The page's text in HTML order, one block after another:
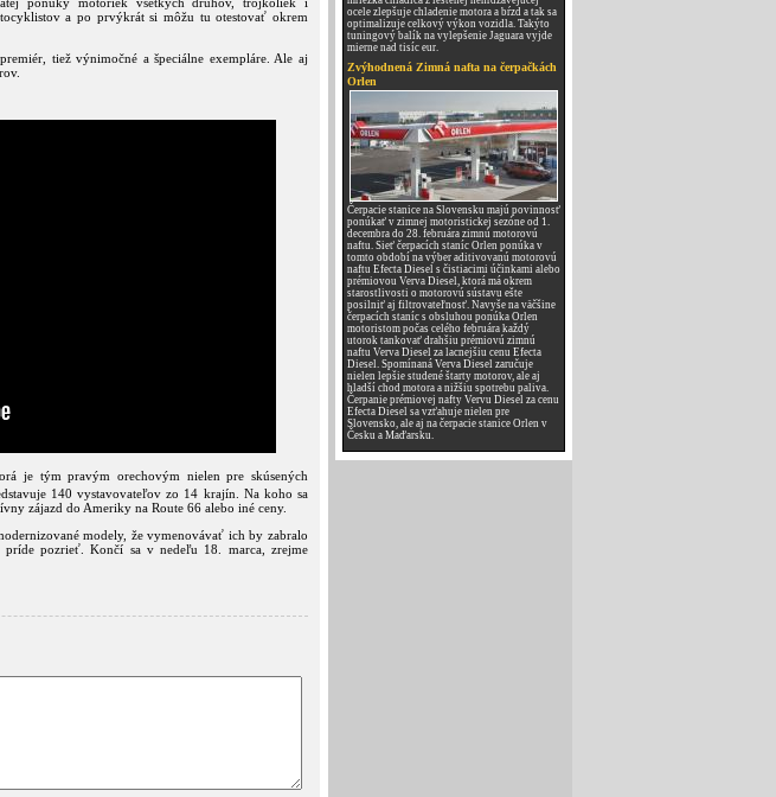
a po prvýkrát si môžu tu otestovať okrem
tiež výnimočné a špeciálne exempláre. Ale aj
je tým pravým orechovým nielen pre skúsených
140 vystavovateľov zo 14 krajín. Na koho sa
zájazd do Ameriky na Route 66 alebo iné ceny.
modely, že vymenovávať ich by zabralo
pozrieť. Končí sa v nedeľu 18. marca, zrejme
ocele zlepšuje chladenie motora a bŕzd a tak sa
optimalizuje celkový výkon vozidla. Takýto
tuningový balík na vylepšenie Jaguara vyjde
mierne nad tisíc eur.
Zvýhodnená Zimná nafta na čerpačkách
Orlen
Čerpacie stanice na Slovensku majú povinnosť
ponúkať v zimnej motoristickej sezóne od 1.
decembra do 28. februára zimnú motorovú
naftu. Sieť čerpacích staníc Orlen ponúka v
tomto období na výber aditivovanú motorovú
naftu Efecta Diesel s čistiacimi účinkami alebo
prémiovou Verva Diesel, ktorá má okrem
starostlivosti o motorovú sústavu ešte
posilniť aj filtrovateľnosť. Navyše na väčšine
čerpacích staníc s obsluhou ponúka Orlen
motoristom počas celého februára každý
utorok tankovať drahšiu prémiovú zimnú
naftu Verva Diesel za lacnejšiu cenu Efecta
Diesel. Spomínaná Verva Diesel zaručuje
nielen lepšie studené štarty motorov, ale aj
hladší chod motora a nižšiu spotrebu paliva.
Čerpanie prémiovej nafty Vervu Diesel za cenu
Efecta Diesel sa vzťahuje nielen pre
Slovensko, ale aj na čerpacie stanice Orlen v
Česku a Maďarsku.